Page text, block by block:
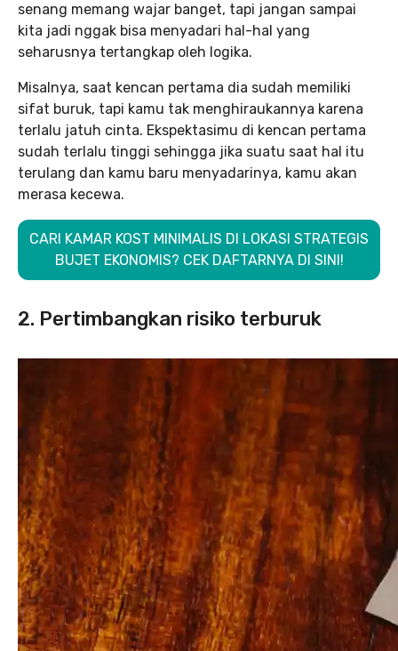
senang memang wajar banget, tapi jangan sampai
kita jadi nggak bisa menyadari hal-hal yang
seharusnya tertangkap oleh logika.
Misalnya, saat kencan pertama dia sudah memiliki
sifat buruk, tapi kamu tak menghiraukannya karena
terlalu jatuh cinta. Ekspektasimu di kencan pertama
sudah terlalu tinggi sehingga jika suatu saat hal itu
terulang dan kamu baru menyadarinya, kamu akan
merasa kecewa.
CARI KAMAR KOST MINIMALIS DI LOKASI STRATEGIS
BUJET EKONOMIS? CEK DAFTARNYA DI SINI!
2. Pertimbangkan risiko terburuk